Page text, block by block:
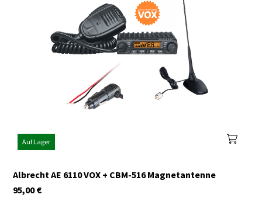
Auf Lager
Albrecht AE 6110 VOX + CBM-516 Magnetantenne
€
95,00